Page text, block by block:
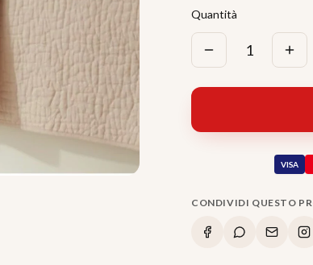
Quantità
1
VISA
CONDIVIDI QUESTO